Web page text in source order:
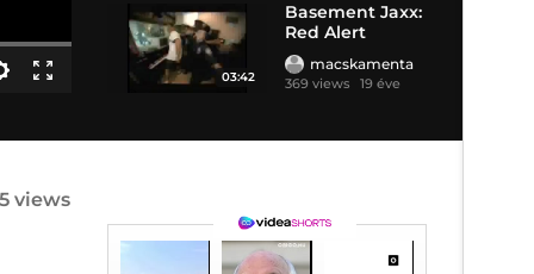
03:42
Basement Jaxx:
Red Alert
macskamenta
369 views 19 éve
views